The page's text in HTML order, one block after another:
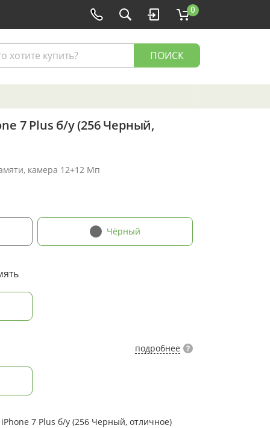
0
ПОИСК
7 Plus б/у (256 Черный,
камера 12+12 Мп
Чёрный
подробнее
7 Plus б/у (256 Черный, отличное)